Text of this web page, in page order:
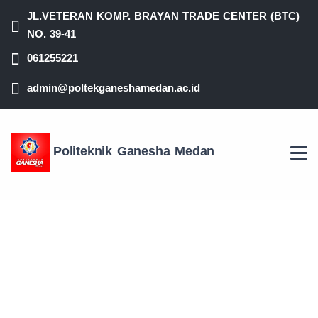
JL.VETERAN KOMP. BRAYAN TRADE CENTER (BTC)
NO. 39-41
061255221
admin@poltekganeshamedan.ac.id
Politeknik Ganesha Medan